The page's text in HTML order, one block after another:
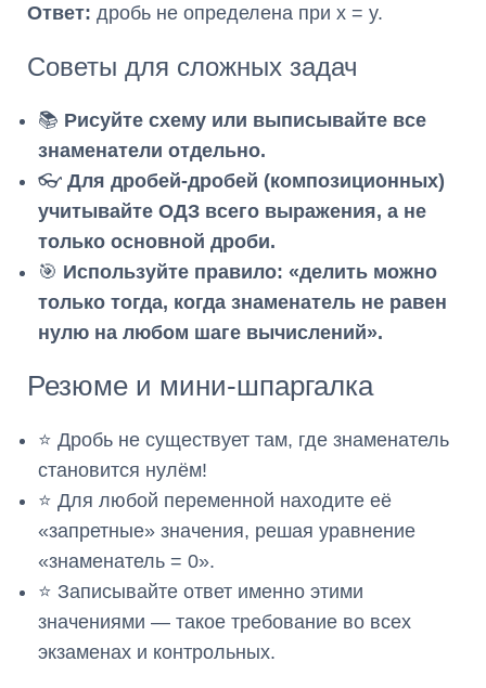
Ответ: дробь не определена при x = y.
Советы для сложных задач
📚 Рисуйте схему или выписывайте все
знаменатели отдельно.
👓 Для дробей-дробей (композиционных)
учитывайте ОДЗ всего выражения, а не
только основной дроби.
🎯 Используйте правило: «делить можно
только тогда, когда знаменатель не равен
нулю на любом шаге вычислений».
Резюме и мини-шпаргалка
⭐ Дробь не существует там, где знаменатель
становится нулём!
⭐ Для любой переменной находите её
«запретные» значения, решая уравнение
«знаменатель = 0».
⭐ Записывайте ответ именно этими
значениями — такое требование во всех
экзаменах и контрольных.